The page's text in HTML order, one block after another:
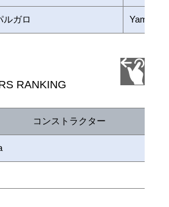
ルガロ Yamaha
RANKING
コンストラクター